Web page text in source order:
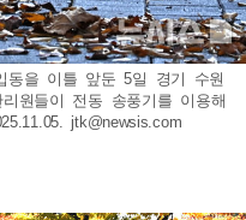
동을 이틀 앞둔 5일 경기 수원
원들이 전동 송풍기를 이용해
jtk@newsis.com